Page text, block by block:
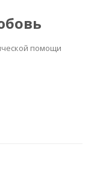
помощи